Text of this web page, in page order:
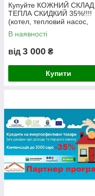
Купуйте КОЖНИЙ СКЛАД
ТЕПЛА СКИДКИЙ 35%!!!!
(котел, тепловий насос,
сонячний колектор)
В наявності
від 3 000 ₴
Купити